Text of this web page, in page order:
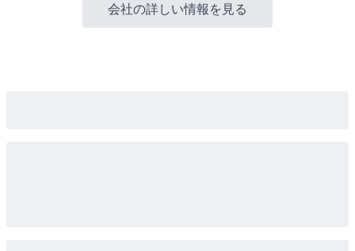
会社の詳しい情報を見る